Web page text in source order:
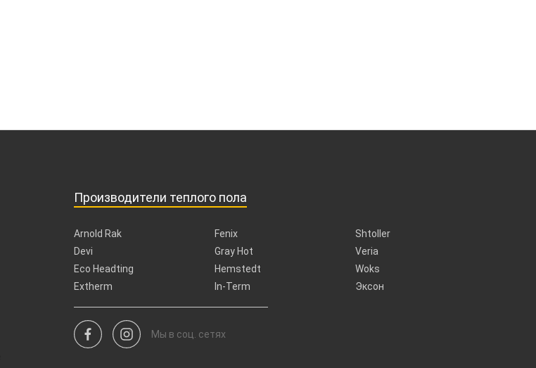
Производители теплого пола
Arnold Rak
Devi
Eco Headting
Extherm
Fenix
Gray Hot
Hemstedt
In-Term
Shtoller
Veria
Woks
Эксон
Мы в соц. сетях